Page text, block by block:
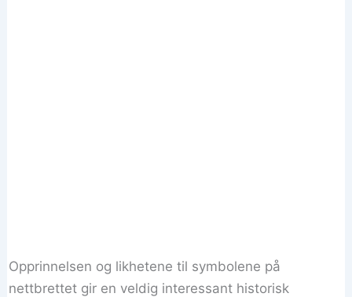
Opprinnelsen og likhetene til symbolene på
nettbrettet gir en veldig interessant historisk